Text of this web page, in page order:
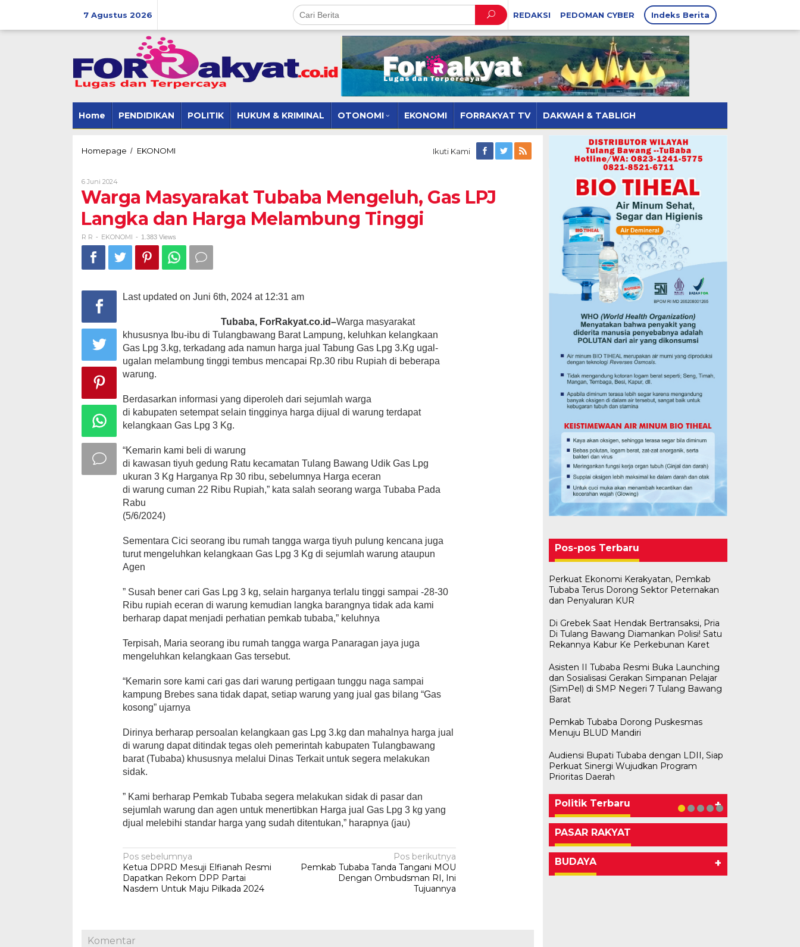
7 Agustus 2026 REDAKSI PEDOMAN CYBER Indeks Berita
Home PENDIDIKAN POLITIK HUKUM & KRIMINAL OTONOMI EKONOMI FORRAKYAT TV DAKWAH & TABLIGH
Homepage / EKONOMI
Gas
LPJ
Langka
dan
Harga
Melambung
Tinggi
Ikuti Kami
6 Juni 2024Oleh
R
Warga Masyarakat Tubaba Mengeluh, Gas LPJ
Langka dan Harga Melambung Tinggi
R R - EKONOMI - 1.383 Views
Last updated on Juni 6th, 2024 at 12:31 am
Tubaba, ForRakyat.co.id–Warga masyarakat
khususnya Ibu-ibu di Tulangbawang Barat Lampung, keluhkan kelangkaan
Gas Lpg 3.kg, terkadang ada namun harga jual Tabung Gas Lpg 3.Kg ugal-
ugalan melambung tinggi tembus mencapai Rp.30 ribu Rupiah di beberapa
warung.
Berdasarkan informasi yang diperoleh dari sejumlah warga
di kabupaten setempat selain tingginya harga dijual di warung terdapat
kelangkaan Gas Lpg 3 Kg.
“Kemarin kami beli di warung
di kawasan tiyuh gedung Ratu kecamatan Tulang Bawang Udik Gas Lpg
ukuran 3 Kg Harganya Rp 30 ribu, sebelumnya Harga eceran
di warung cuman 22 Ribu Rupiah,” kata salah seorang warga Tubaba Pada
Rabu
(5/6/2024)
Sementara Cici seorang ibu rumah tangga warga tiyuh pulung kencana juga
turut mengeluhkan kelangkaan Gas Lpg 3 Kg di sejumlah warung ataupun
Agen
” Susah bener cari Gas Lpg 3 kg, selain harganya terlalu tinggi sampai -28-30
Ribu rupiah eceran di warung kemudian langka barangnya tidak ada kami
berharap dapat menjadi perhatian pemkab tubaba,” keluhnya
Terpisah, Maria seorang ibu rumah tangga warga Panaragan jaya juga
mengeluhkan kelangkaan Gas tersebut.
“Kemarin sore kami cari gas dari warung pertigaan tunggu naga sampai
kampung Brebes sana tidak dapat, setiap warung yang jual gas bilang “Gas
kosong” ujarnya
Dirinya berharap persoalan kelangkaan gas Lpg 3.kg dan mahalnya harga jual
di warung dapat ditindak tegas oleh pemerintah kabupaten Tulangbawang
barat (Tubaba) khususnya melalui Dinas Terkait untuk segera melakukan
sidak.
” Kami berharap Pemkab Tubaba segera melakukan sidak di pasar dan
sejumlah warung dan agen untuk menertibkan Harga jual Gas Lpg 3 kg yang
djual melebihi standar harga yang sudah ditentukan,” harapnya (jau)
Navigasi
pos
Pos sebelumnya
Ketua DPRD Mesuji Elfianah Resmi
Dapatkan Rekom DPP Partai
Nasdem Untuk Maju Pilkada 2024
Pos berikutnya
Pemkab Tubaba Tanda Tangani MOU
Dengan Ombudsman RI, Ini
Tujuannya
Komentar
Pos-pos Terbaru
Perkuat Ekonomi Kerakyatan, Pemkab
Tubaba Terus Dorong Sektor Peternakan
dan Penyaluran KUR
Di Grebek Saat Hendak Bertransaksi, Pria
Di Tulang Bawang Diamankan Polisi! Satu
Rekannya Kabur Ke Perkebunan Karet
Asisten II Tubaba Resmi Buka Launching
dan Sosialisasi Gerakan Simpanan Pelajar
(SimPel) di SMP Negeri 7 Tulang Bawang
Barat
Pemkab Tubaba Dorong Puskesmas
Menuju BLUD Mandiri
Audiensi Bupati Tubaba dengan LDII, Siap
Perkuat Sinergi Wujudkan Program
Prioritas Daerah
Politik Terbaru +
Bawaslu Tegaskan Sikap Siap
Bersinergi Dengan PWI Tulang
Di KABAR AKTUAL, POLITIK
Usai Musda, DPD Golkar Tulang
Di POLITIK | 11 Mei 2026
M. Aris Pratama Hanan Resmi
‘Nakhodai’ DPD II Partai Golkar
Di POLITIK | 1 Mei 2026
Herman HN Lantik Budi Yohanda
sebagai Ketua DPD Partai
Di POLITIK | 29 Januari 2026
Bupati Tubaba Hadiri Pelantikan
Pengurus DPD dan DPC Partai
Di POLITIK | 28 Januari 2026
PASAR RAKYAT
BUDAYA +